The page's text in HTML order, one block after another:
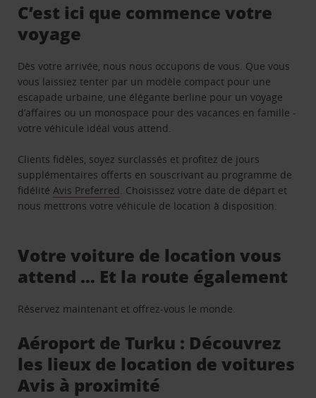
C’est ici que commence votre
voyage
Dès votre arrivée, nous nous occupons de vous. Que vous
vous laissiez tenter par un modèle compact pour une
escapade urbaine, une élégante berline pour un voyage
d’affaires ou un monospace pour des vacances en famille -
votre véhicule idéal vous attend.
Clients fidèles, soyez surclassés et profitez de jours
supplémentaires offerts en souscrivant au programme de
fidélitéAvis Preferred. Choisissez votre date de départ et
nous mettrons votre véhicule de location à disposition.
Votre voiture de location vous
attend … Et la route également
Réservez maintenant et offrez-vous le monde.
Aéroport de Turku : Découvrez
les lieux de location de voitures
Avis à proximité